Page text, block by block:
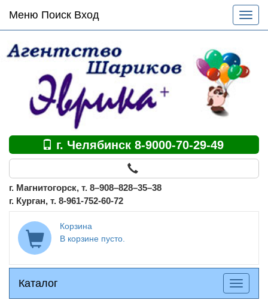
Основное
меню
по
Меню Поиск Вход
меню
г. Челябинск 8-9000-70-29-49
г. Магнитогорск, т. 8–908–828–35–38
г. Курган, т. 8-961-752-60-72
Корзина
В корзине пусто.
Каталог
Каталог
меню